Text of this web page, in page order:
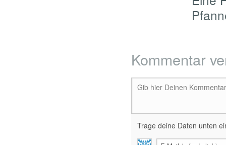
Kommentar
Gib hier Deinen
Trage deine Daten unten